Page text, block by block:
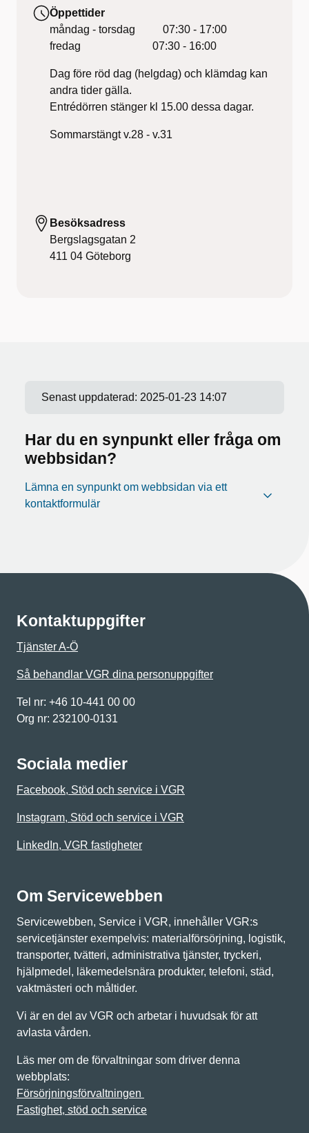
Öppettider
måndag - torsdag 07:30 - 17:00
fredag 07:30 - 16:00
Dag före röd dag (helgdag) och klämdag kan
andra tider gälla.
Entrédörren stänger kl 15.00 dessa dagar.
Sommarstängt v.28 - v.31
Besöksadress
Bergslagsgatan 2
411 04 Göteborg
Senast uppdaterad: 2025-01-23 14:07
Har du en synpunkt eller fråga om
webbsidan?
Lämna en synpunkt om webbsidan via ett
kontaktformulär
Kontaktuppgifter
Tjänster A-Ö
Så behandlar VGR dina personuppgifter
Tel nr: +46 10-441 00 00
Org nr: 232100-0131
Sociala medier
Facebook, Stöd och service i VGR
Instagram, Stöd och service i VGR
LinkedIn, VGR fastigheter
Om Servicewebben
Servicewebben, Service i VGR, innehåller VGR:s
servicetjänster exempelvis: materialförsörjning, logistik,
transporter, tvätteri, administrativa tjänster, tryckeri,
hjälpmedel, läkemedelsnära produkter, telefoni, städ,
vaktmästeri och måltider.
Vi är en del av VGR och arbetar i huvudsak för att
avlasta vården.
Läs mer om de förvaltningar som driver denna
webbplats:
Försörjningsförvaltningen
Fastighet, stöd och service